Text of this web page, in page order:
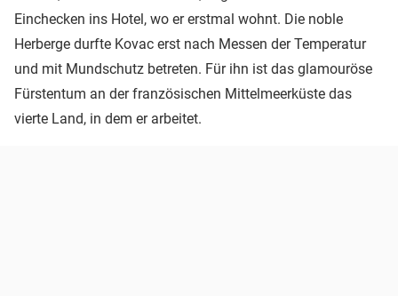
Einchecken ins Hotel, wo er erstmal wohnt. Die noble
Herberge durfte Kovac erst nach Messen der Temperatur
und mit Mundschutz betreten. Für ihn ist das glamouröse
Fürstentum an der französischen Mittelmeerküste das
vierte Land, in dem er arbeitet.